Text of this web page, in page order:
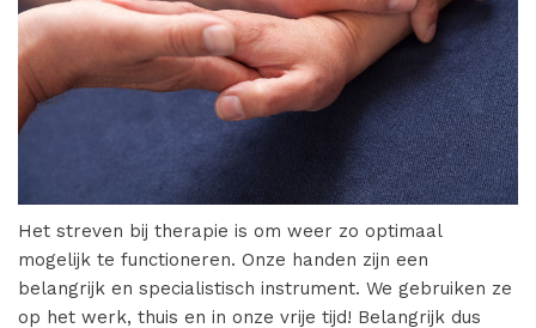
Het streven bij therapie is om weer zo optimaal
mogelijk te functioneren. Onze handen zijn een
belangrijk en specialistisch instrument. We gebruiken ze
op het werk, thuis en in onze vrije tijd! Belangrijk dus